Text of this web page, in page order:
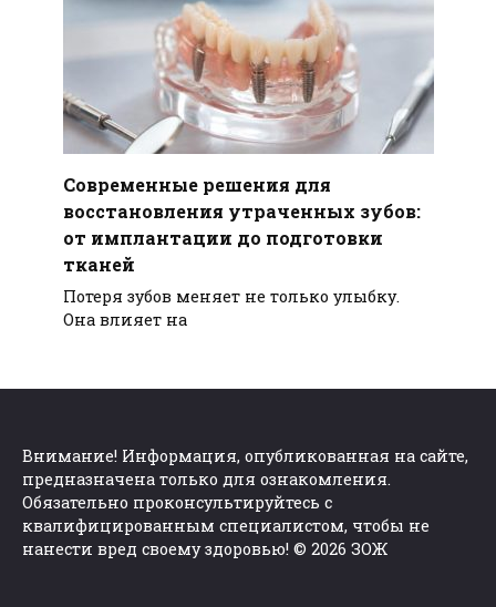
Современные решения для
восстановления утраченных зубов:
от имплантации до подготовки
тканей
Потеря зубов меняет не только улыбку.
Она влияет на
Внимание! Информация, опубликованная на сайте,
предназначена только для ознакомления.
Обязательно проконсультируйтесь с
квалифицированным специалистом, чтобы не
нанести вред своему здоровью! © 2026 ЗОЖ